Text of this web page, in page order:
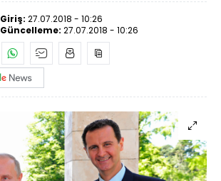
Giriş: 27.07.2018 - 10:26
Güncelleme: 27.07.2018 - 10:26